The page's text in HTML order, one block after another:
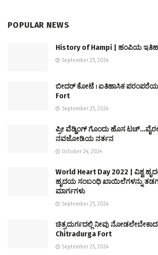
POPULAR NEWS
History of Hampi | ಹಂಪಿಯ
September 25, 2024
ಬೀದರ್ ಕೋಟೆ । ಐತಿಹಾಸಿಕ
Fort
September 25, 2024
ಪ್ರೀ ವೆಡ್ಡಿಂಗ್ ಗೊಂದು ಹೊಸ
ನವಜೋಡಿಯ ನರ್ತನ
October 24, 2024
World Heart Day 2022 | ವಿಶ್ವ
ಹೃದಯ ಸಂಬಂಧಿ ಖಾಯಿಲೆಗಳನ್ನು
ಮಾರ್ಗಗಳು
September 25, 2024
ಚಿತ್ರದುರ್ಗದಲ್ಲಿ ನೀವು ನೋಡಲೇಬೇಕಾದ
Chitradurga Fort
September 25, 2024